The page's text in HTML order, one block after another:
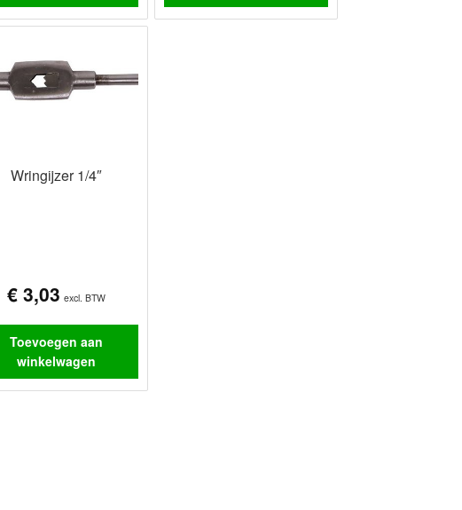
Wringijzer 1/4″
€3,03 excl. BTW
Toevoegen aan
winkelwagen